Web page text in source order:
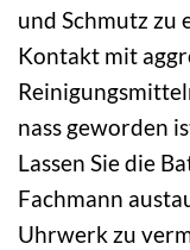
und Schmutz zu
Kontakt mit
nass geworden
Lassen Sie die
Fachmann
Uhrwerk zu